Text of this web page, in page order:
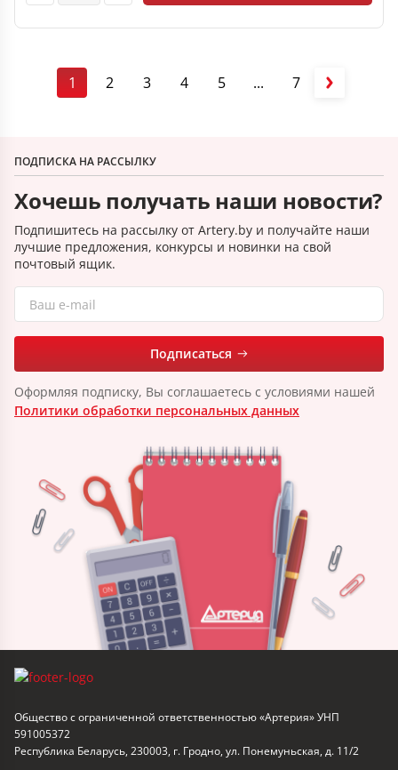
1 2 3 4 5 ... 7
ПОДПИСКА НА РАССЫЛКУ
Хочешь получать наши новости?
Подпишитесь на рассылку от Artery.by и получайте наши
лучшие предложения, конкурсы и новинки на свой
почтовый ящик.
Подписаться
Оформляя подписку, Вы соглашаетесь с условиями нашей
Политики обработки персональных данных
Общество с ограниченной ответственностью «Артерия» УНП
591005372
Республика Беларусь, 230003, г. Гродно, ул. Понемуньская, д. 11/2